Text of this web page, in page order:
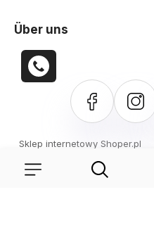
Über uns
Sklep internetowy Shoper.pl